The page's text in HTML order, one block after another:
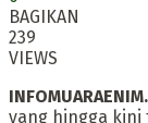
BAGIKAN
239
VIEWS
yang hingga kini